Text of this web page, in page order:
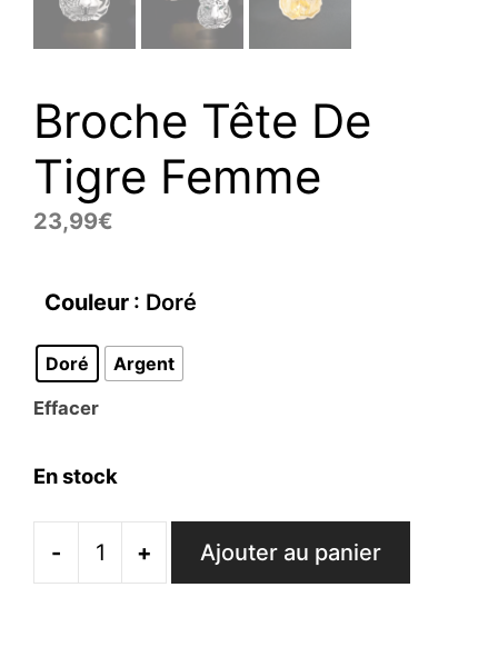
Broche Tête De
Tigre Femme
23,99€
Couleur : Doré
Doré
Argent
Effacer
En stock
-
quantité
+ Ajouter au panier